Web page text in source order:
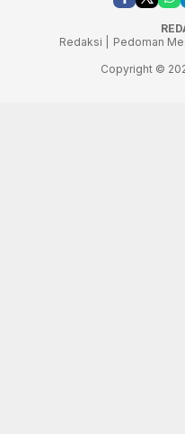
Redaksi |
Pedoman
Copyright ©